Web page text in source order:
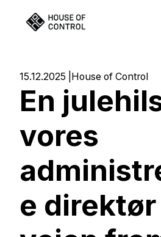
15.12.2025 House of Control
En
vores
e direktør